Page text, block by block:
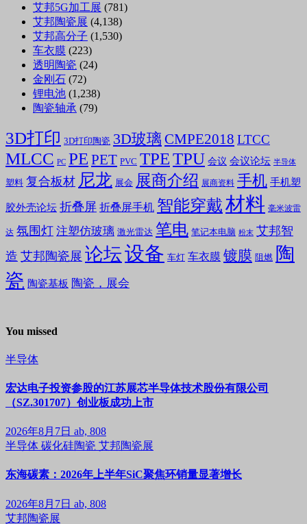
艾邦5G加工展 (781)
艾邦陶瓷展 (4,138)
艾邦高分子 (1,530)
车衣膜 (223)
透明陶瓷 (24)
金刚石 (72)
锂电池 (1,238)
陶瓷轴承 (79)
3D打印 3D打印陶瓷 3D玻璃 CMPE2018 LTCC
MLCC PC PE PET PVC TPETPU 会议 会议论坛 半导体
塑料 复合板材 尼龙 展会 展商介绍 展商资料 手机 手机塑
胶外壳论坛 折叠屏 折叠屏手机 智能穿戴材料 毫米波雷
达 氛围灯 注塑仿玻璃 激光雷达 笔电 笔记本电脑 粉末 艾邦智
造 艾邦陶瓷展 论坛设备 车灯 车衣膜 镀膜 阻燃 陶
瓷 陶瓷基板 陶瓷，展会
You missed
半导体
宏达电子投资参股的江苏展芯半导体技术股份有限公司
（SZ.301707）创业板成功上市
2026年8月7日 ab, 808
半导体 碳化硅陶瓷 艾邦陶瓷展
东海碳素：2026年上半年SiC聚焦环销量显著增长
2026年8月7日 ab, 808
艾邦陶瓷展